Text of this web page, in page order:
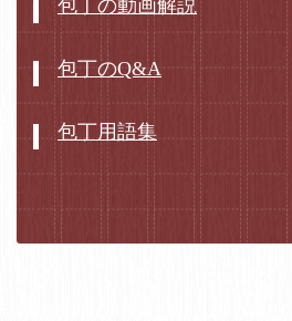
包丁の動画解説
包丁のQ&A
包丁用語集